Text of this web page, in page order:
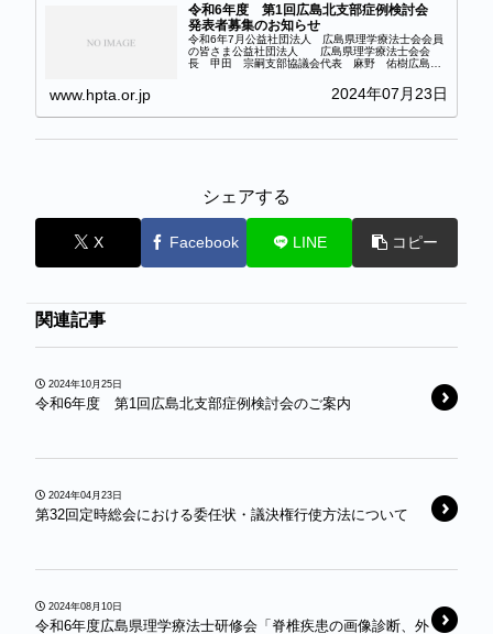
令和6年度 第1回広島北支部症例検討会
発表者募集のお知らせ
令和6年7月公益社団法人 広島県理学療法士会会員
の皆さま公益社団法人 広島県理学療法士会会
長 甲田 宗嗣支部協議会代表 麻野 佑樹広島北
症例検討会症例発表者募集のお知らせ拝啓時下ます
www.hpta.or.jp 2024年07月23日
シェアする
X Facebook LINE コピー
関連記事
2024年10月25日
令和6年度 第1回広島北支部症例検討会のご案内
2024年04月23日
第32回定時総会における委任状・議決権行使方法について
2024年08月10日
令和6年度広島県理学療法士研修会「脊椎疾患の画像診断、外